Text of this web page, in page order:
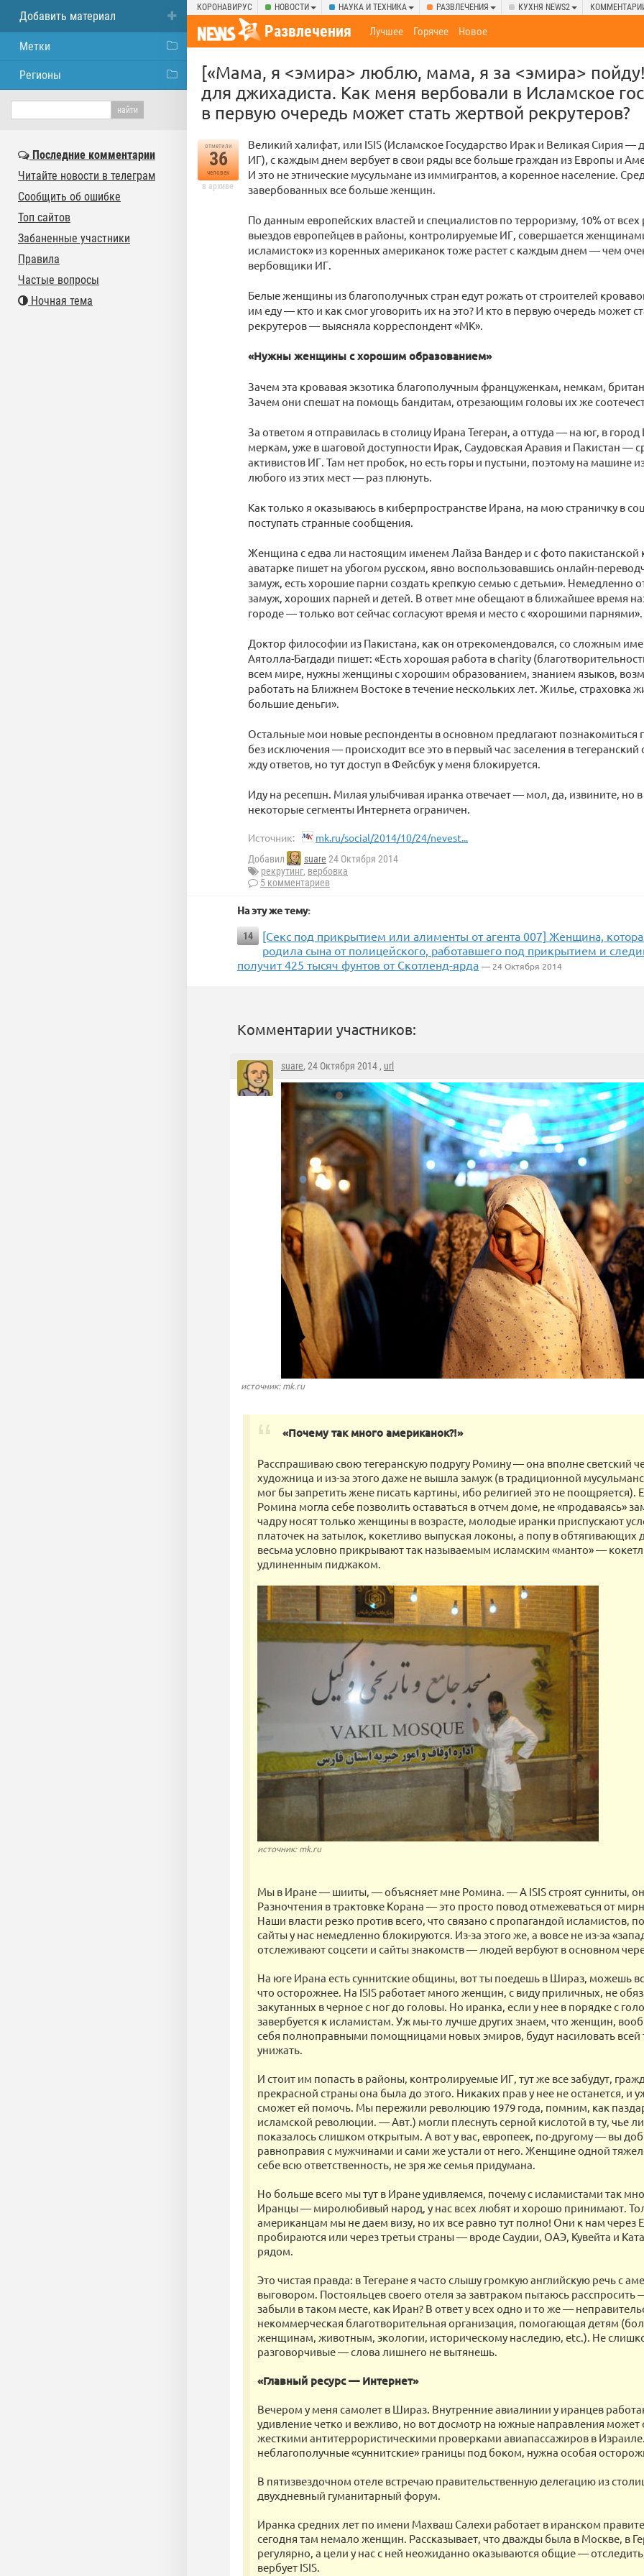
КОРОНАВИРУС НОВОСТИ НАУКА И ТЕХНИКА РАЗВЛЕЧЕНИЯ КУХНЯ NEWS2
Развлечения Лучшее Горячее Новое
[«Мама, я <эмира> люблю, мама, я за <эмира>
для джихадиста. Как меня вербовали в Исламское
в первую очередь может стать жертвой рекрутеров?
отметили
36
человек
в архиве
Великий халифат, или ISIS (Исламское Государство Ирак и Великая Сирия —
ИГ), с каждым днем вербует в свои ряды все больше граждан из Европы и
И это не этнические мусульмане из иммигрантов, а коренное население.
завербованных все больше женщин.
По данным европейских властей и специалистов по терроризму, 10% от
выездов европейцев в районы, контролируемые ИГ, совершается
исламисток» из коренных американок тоже растет с каждым днем — чем
вербовщики ИГ.
Белые женщины из благополучных стран едут рожать от строителей
им еду — кто и как смог уговорить их на это? И кто в первую очередь может
рекрутеров — выясняла корреспондент «МК».
«Нужны женщины с хорошим образованием»
Зачем эта кровавая экзотика благополучным француженкам, немкам,
Зачем они спешат на помощь бандитам, отрезающим головы их же
За ответом я отправилась в столицу Ирана Тегеран, а оттуда — на юг, в
меркам, уже в шаговой доступности Ирак, Саудовская Аравия и Пакистан —
активистов ИГ. Там нет пробок, но есть горы и пустыни, поэтому на машине
любого из этих мест — раз плюнуть.
Как только я оказываюсь в киберпространстве Ирана, на мою страничку в
поступать странные сообщения.
Женщина с едва ли настоящим именем Лайза Вандер и с фото пакистанской
аватарке пишет на убогом русском, явно воспользовавшись онлайн-
замуж, есть хорошие парни создать крепкую семью с детьми». Немедленно
замуж, хороших парней и детей. В ответ мне обещают в ближайшее время
городе — только вот сейчас согласуют время и место с «хорошими парнями».
Доктор философии из Пакистана, как он отрекомендовался, со сложным
Аятолла-Багдади пишет: «Есть хорошая работа в charity
всем мире, нужны женщины с хорошим образованием, знанием языков,
работать на Ближнем Востоке в течение нескольких лет. Жилье, страховка
большие деньги».
Остальные мои новые респонденты в основном предлагают
без исключения — происходит все это в первый час заселения в
жду ответов, но тут доступ в Фейсбук у меня блокируется.
Иду на ресепшн. Милая улыбчивая иранка отвечает — мол, да, извините, но в
некоторые сегменты Интернета ограничен.
Источник: mk.ru/social/2014/10/24/nevest...
Добавил suare 24 Октября 2014
рекрутинг, вербовка
5 комментариев
На эту же тему:
14
[Секс под прикрытием или алименты от агента 007] Женщина,
родила сына от полицейского, работавшего под прикрытием и
получит 425 тысяч фунтов от Скотленд-ярда — 24 Октября 2014
Комментарии участников:
suare, 24 Октября 2014 , url
источник: mk.ru
«Почему так много американок?!»
Расспрашиваю свою тегеранскую подругу Ромину — она вполне светский
художница и из-за этого даже не вышла замуж (в традиционной
мог бы запретить жене писать картины, ибо религией это не поощряется).
Ромина могла себе позволить оставаться в отчем доме, не «продаваясь»
чадру носят только женщины в возрасте, молодые иранки приспускают
платочек на затылок, кокетливо выпуская локоны, а попу в обтягивающих
весьма условно прикрывают так называемым исламским «манто» —
удлиненным пиджаком.
источник: mk.ru
Мы в Иране — шииты, — объясняет мне Ромина. — А ISIS строят сунниты,
Разночтения в трактовке Корана — это просто повод отмежеваться от
Наши власти резко против всего, что связано с пропагандой исламистов,
сайты у нас немедленно блокируются. Из-за этого же, а вовсе не из-за
отслеживают соцсети и сайты знакомств — людей вербуют в основном
На юге Ирана есть суннитские общины, вот ты поедешь в Шираз, можешь
что осторожнее. На ISIS работает много женщин, с виду приличных, не
закутанных в черное с ног до головы. Но иранка, если у нее в порядке с
завербуется к исламистам. Уж мы-то лучше других знаем, что женщин,
себя полноправными помощницами новых эмиров, будут насиловать всей
унижать.
И стоит им попасть в районы, контролируемые ИГ, тут же все забудут,
прекрасной страны она была до этого. Никаких прав у нее не останется, и
сможет ей помочь. Мы пережили революцию 1979 года, помним, как
исламской революции. — Авт.) могли плеснуть серной кислотой в ту, чье
показалось слишком открытым. А вот у вас, европеек, по-другому — вы
равноправия с мужчинами и сами же устали от него. Женщине одной
себе всю ответственность, не зря же семья придумана.
Но больше всего мы тут в Иране удивляемся, почему с исламистами так
Иранцы — миролюбивый народ, у нас всех любят и хорошо принимают.
американцам мы не даем визу, но их все равно тут полно! Они к нам через
пробираются или через третьи страны — вроде Саудии, ОАЭ, Кувейта и
рядом.
Это чистая правда: в Тегеране я часто слышу громкую английскую речь с
выговором. Постояльцев своего отеля за завтраком пытаюсь расспросить
забыли в таком месте, как Иран? В ответ у всех одно и то же —
некоммерческая благотворительная организация, помогающая детям
женщинам, животным, экологии, историческому наследию, etc.). Не
разговорчивые — слова лишнего не вытянешь.
«Главный ресурс — Интернет»
Вечером у меня самолет в Шираз. Внутренние авиалинии у иранцев
удивление четко и вежливо, но вот досмотр на южные направления может
жесткими антитеррористическими проверками авиапассажиров в
неблагополучные «суннитские» границы под боком, нужна особая
В пятизвездочном отеле встречаю правительственную делегацию из
двухдневный гуманитарный форум.
Иранка средних лет по имени Махваш Салехи работает в иранском
сегодня там немало женщин. Рассказывает, что дважды была в Москве, в
регулярно, а цели у нас с ней неожиданно оказываются общие —
вербует ISIS.
Добавить материал
Метки
Регионы
Последние комментарии
Читайте новости в телеграм
Сообщить об ошибке
Топ сайтов
Забаненные участники
Правила
Частые вопросы
Ночная тема